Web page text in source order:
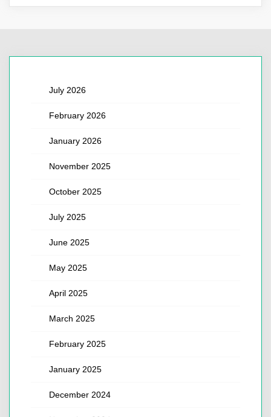
July 2026
February 2026
January 2026
November 2025
October 2025
July 2025
June 2025
May 2025
April 2025
March 2025
February 2025
January 2025
December 2024